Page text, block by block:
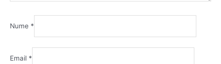
Nume *
Email *